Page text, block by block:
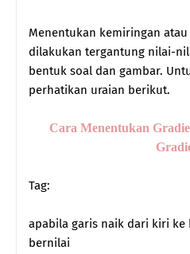
Menentukan kemiringan
dilakukan tergantung nilai-
bentuk soal dan gambar.
perhatikan uraian berikut.
Cara Menentukan
Tag:
apabila garis naik dari kiri ke
bernilai